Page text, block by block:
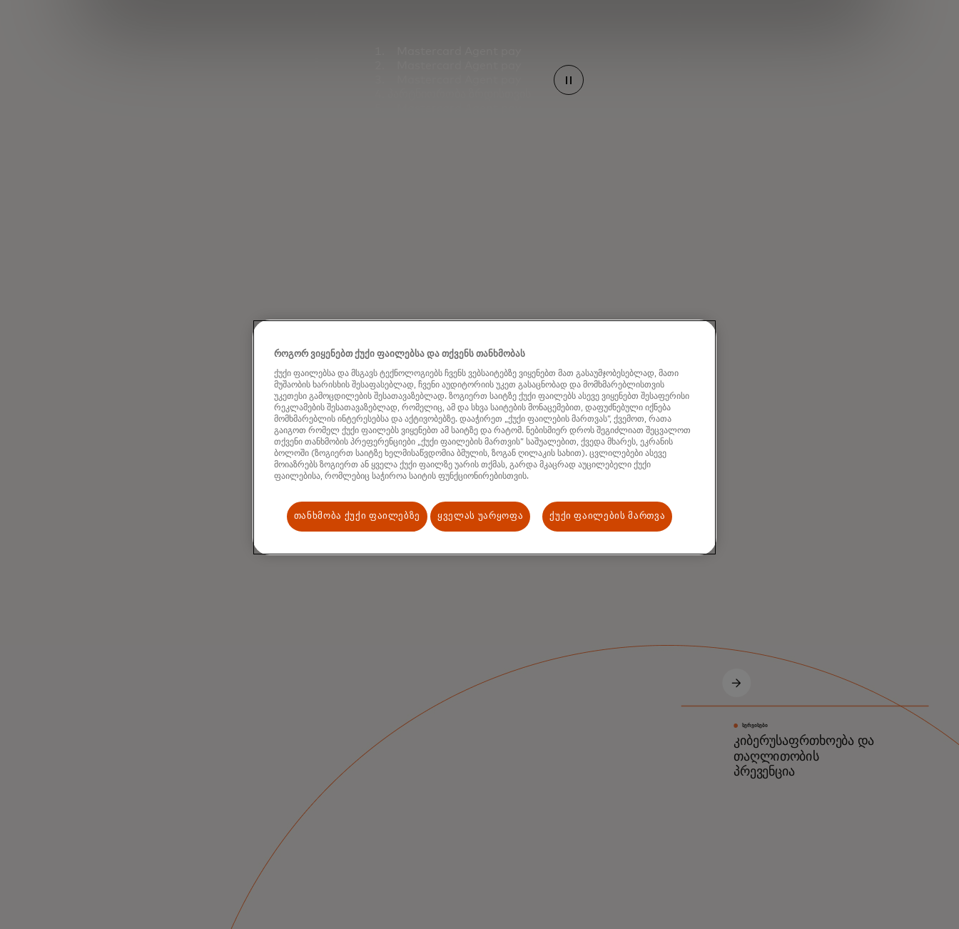
ინოვაციური გადაწყვეტილებები უფრო უსაფრთხო, ჭკვიანი და
ᲡᲔᲠᲕᲘᲡᲔᲑᲘ
კიბერუსაფრთხოება და
თაღლითობის
პრევენცია
როგორ ვიყენებთ ქუქი ფაილებსა და თქვენს თანხმობას
ქუქი ფაილებსა და მსგავს ტექნოლოგიებს ჩვენს ვებსაიტებზე ვიყენებთ მათ გასაუმჯობესებლად, მათი
მუშაობის ხარისხის შესაფასებლად, ჩვენი აუდიტორიის უკეთ გასაცნობად და მომხმარებლისთვის
უკეთესი გამოცდილების შესათავაზებლად. ზოგიერთ საიტზე ქუქი ფაილებს ასევე ვიყენებთ შესაფერისი
რეკლამების შესათავაზებლად, რომელიც, ამ და სხვა საიტების მონაცემებით, დაფუძნებული იქნება
მომხმარებლის ინტერესებსა და აქტივობებზე. დააჭირეთ „ქუქი ფაილების მართვას“, ქვემოთ, რათა
გაიგოთ რომელ ქუქი ფაილებს ვიყენებთ ამ საიტზე და რატომ. ნებისმიერ დროს შეგიძლიათ შეცვალოთ
თქვენი თანხმობის პრეფერენციები „ქუქი ფაილების მართვის“ საშუალებით, ქვედა მხარეს, ეკრანის
ბოლოში (ზოგიერთ საიტზე ხელმისაწვდომია ბმულის, ზოგან ღილაკის სახით). ცვლილებები ასევე
მოიაზრებს ზოგიერთ ან ყველა ქუქი ფაილზე უარის თქმას, გარდა მკაცრად აუცილებელი ქუქი
ფაილებისა, რომლებიც საჭიროა საიტის ფუნქციონირებისთვის.
თანხმობა ქუქი ფაილებზე ყველას უარყოფა ქუქი ფაილების მართვა